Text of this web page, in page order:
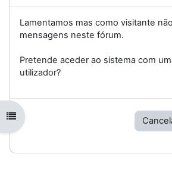
Abrir índice da disciplina
Lamentamos mas como visitante
mensagens neste fórum.
Pretende aceder ao sistema com
utilizador?